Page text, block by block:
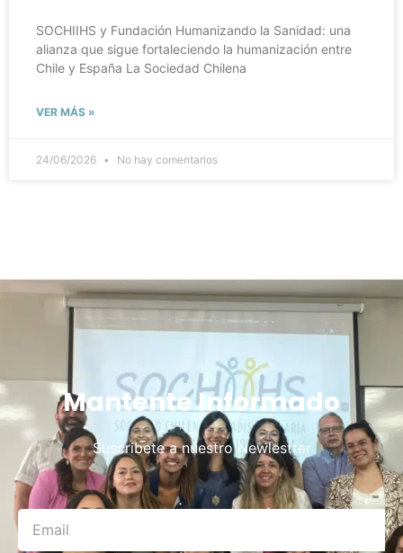
SOCHIIHS y Fundación Humanizando la Sanidad: una
alianza que sigue fortaleciendo la humanización entre
Chile y España La Sociedad Chilena
VER MÁS »
24/06/2026 No hay comentarios
Mantente Informado
Suscribete a nuestro Newlestter